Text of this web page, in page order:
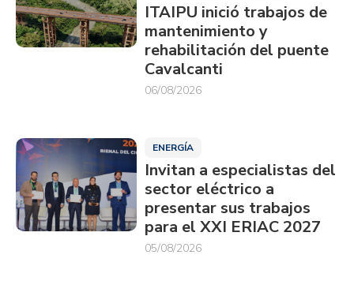
ITAIPU inició trabajos de
mantenimiento y
rehabilitación del puente
Cavalcanti
06/08/2026
ENERGÍA
Invitan a especialistas del
sector eléctrico a
presentar sus trabajos
para el XXI ERIAC 2027
05/08/2026